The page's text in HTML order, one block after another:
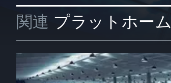
関連 プラットホーム